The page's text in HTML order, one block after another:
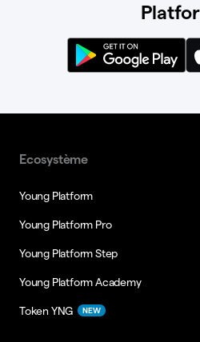
Ecosystème
Young Platform
Young Platform Pro
Young Platform Step
Young Platform Academy
Token YNG NEW